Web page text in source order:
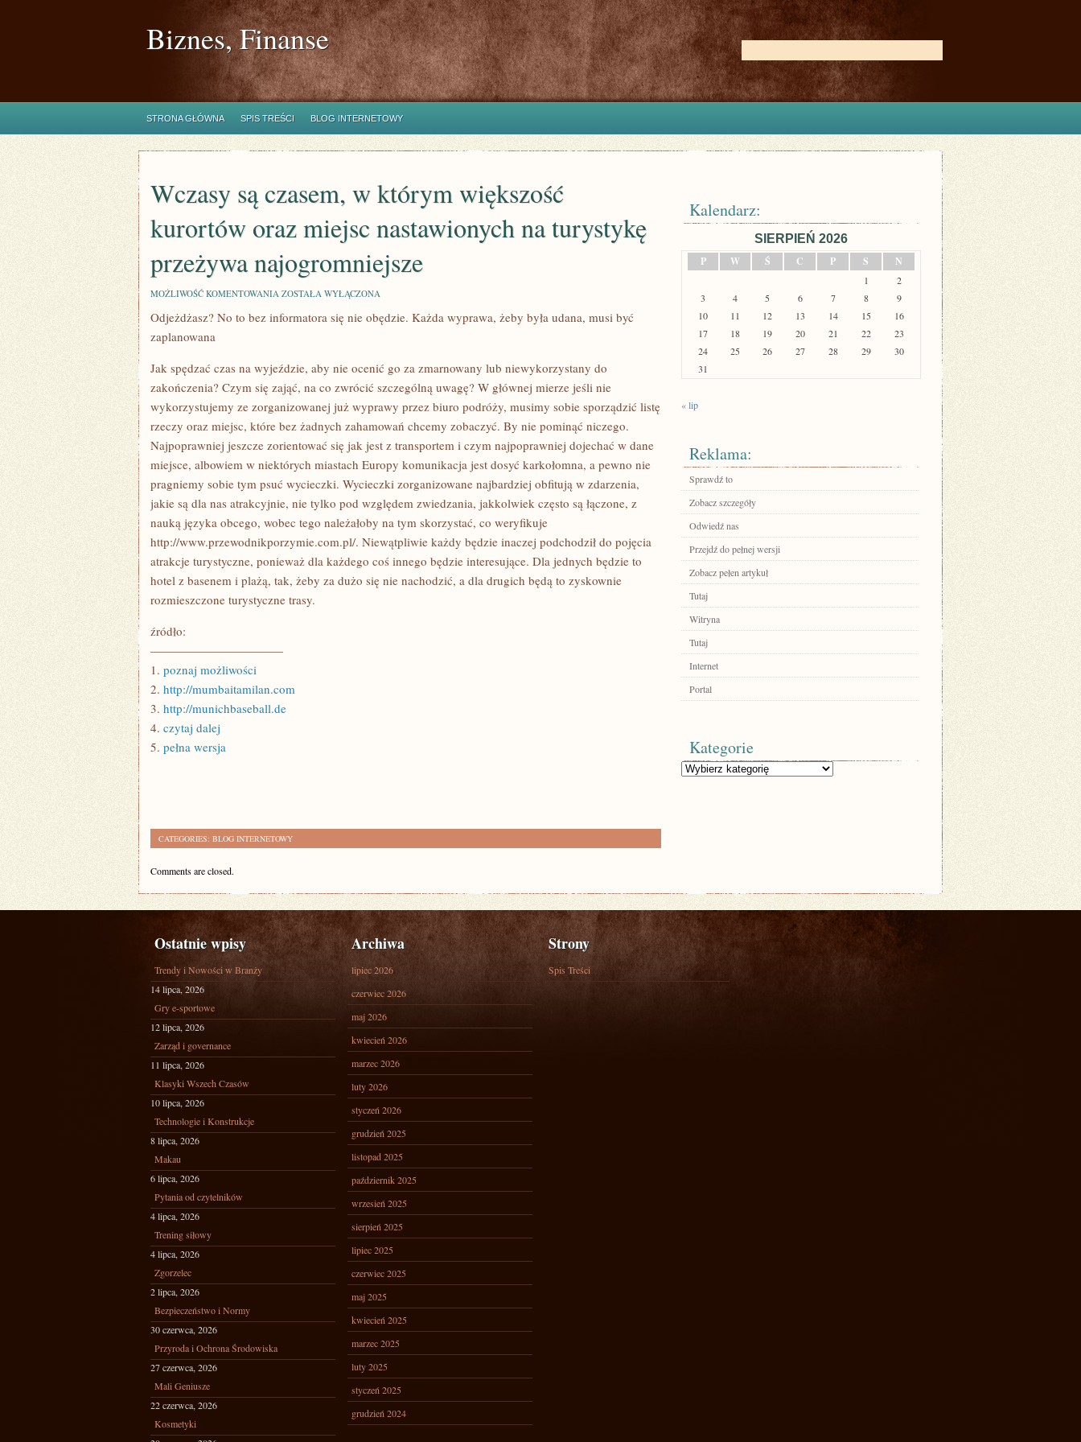
Biznes, Finanse
STRONA GŁÓWNA SPIS TREŚCI BLOG INTERNETOWY
Wczasy są czasem, w którym większość
kurortów oraz miejsc nastawionych na turystykę
przeżywa najogromniejsze
MOŻLIWOŚĆ KOMENTOWANIA WCZASY
CZASEM,
KURORTÓW
MIEJSC
NASTAWIONYCH
NA
TURYSTYKĘ
PRZEŻYWA
NAJOGROMNIEJSZE
ZOSTAŁA WYŁĄCZONA
Odjeżdżasz? No to bez informatora się nie obędzie. Każda wyprawa, żeby była udana, musi być
zaplanowana
Jak spędzać czas na wyjeździe, aby nie ocenić go za zmarnowany lub niewykorzystany do
zakończenia? Czym się zająć, na co zwrócić szczególną uwagę? W głównej mierze jeśli nie
wykorzystujemy ze zorganizowanej już wyprawy przez biuro podróży, musimy sobie sporządzić listę
rzeczy oraz miejsc, które bez żadnych zahamowań chcemy zobaczyć. By nie pominąć niczego.
Najpoprawniej jeszcze zorientować się jak jest z transportem i czym najpoprawniej dojechać w dane
miejsce, albowiem w niektórych miastach Europy komunikacja jest dosyć karkołomna, a pewno nie
pragniemy sobie tym psuć wycieczki. Wycieczki zorganizowane najbardziej obfitują w zdarzenia,
jakie są dla nas atrakcyjnie, nie tylko pod względem zwiedzania, jakkolwiek często są łączone, z
nauką języka obcego, wobec tego należałoby na tym skorzystać, co weryfikuje
http://www.przewodnikporzymie.com.pl/. Niewątpliwie każdy będzie inaczej podchodził do pojęcia
atrakcje turystyczne, ponieważ dla każdego coś innego będzie interesujące. Dla jednych będzie to
hotel z basenem i plażą, tak, żeby za dużo się nie nachodzić, a dla drugich będą to zyskownie
rozmieszczone turystyczne trasy.
źródło:
———————————
1. poznaj możliwości
2. http://mumbaitamilan.com
3. http://munichbaseball.de
4. czytaj dalej
5. pełna wersja
CATEGORIES: BLOG INTERNETOWY
Comments are closed.
Kalendarz:
SIERPIEŃ 2026
P
W Ś C P S N
1
2
3
4 5 6 7 8
9
10
11 12 13 14 15
16
17
18 19 20 21 22
23
24
25 26 27 28 29
30
31
« lip
Reklama:
Sprawdź to
Zobacz szczegóły
Odwiedź nas
Przejdź do pełnej wersji
Zobacz pełen artykuł
Tutaj
Witryna
Tutaj
Internet
Portal
Kategorie
Kategorie
Ostatnie wpisy
Trendy i Nowości w Branży
14 lipca, 2026
Gry e-sportowe
12 lipca, 2026
Zarząd i governance
11 lipca, 2026
Klasyki Wszech Czasów
10 lipca, 2026
Technologie i Konstrukcje
8 lipca, 2026
Makau
6 lipca, 2026
Pytania od czytelników
4 lipca, 2026
Trening siłowy
4 lipca, 2026
Zgorzelec
2 lipca, 2026
Bezpieczeństwo i Normy
30 czerwca, 2026
Przyroda i Ochrona Środowiska
27 czerwca, 2026
Mali Geniusze
22 czerwca, 2026
Kosmetyki
Archiwa
lipiec 2026
czerwiec 2026
maj 2026
kwiecień 2026
marzec 2026
luty 2026
styczeń 2026
grudzień 2025
listopad 2025
październik 2025
wrzesień 2025
sierpień 2025
lipiec 2025
czerwiec 2025
maj 2025
kwiecień 2025
marzec 2025
luty 2025
styczeń 2025
grudzień 2024
Strony
Spis Treści